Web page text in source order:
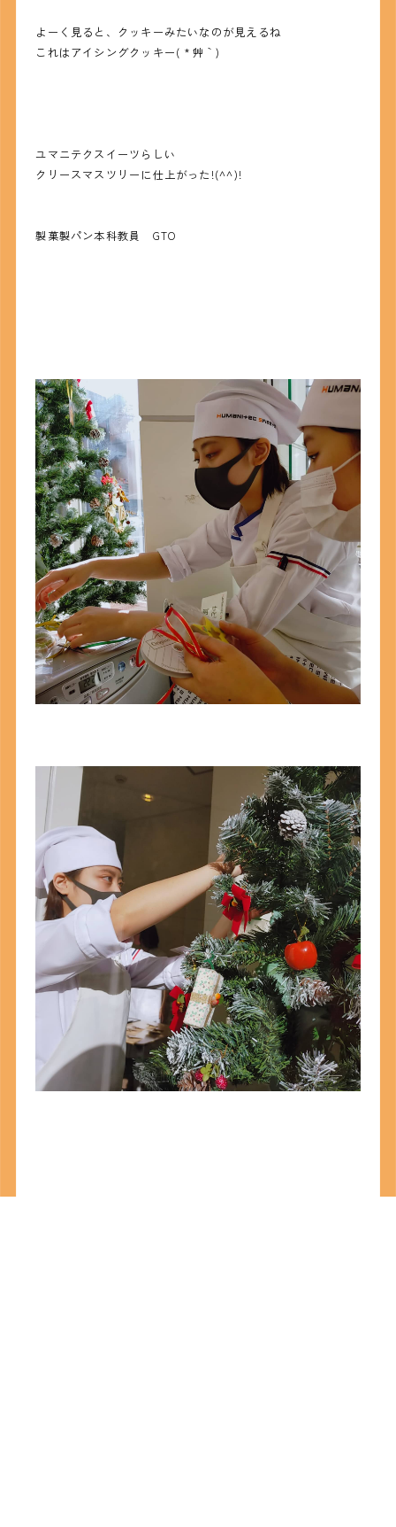
よーく見ると、クッキーみたいなのが見えるね
これはアイシングクッキー( *´艸｀)
ユマニテクスイーツらしい
クリースマスツリーに仕上がった!(^^)!
製菓製パン本科教員 GTO